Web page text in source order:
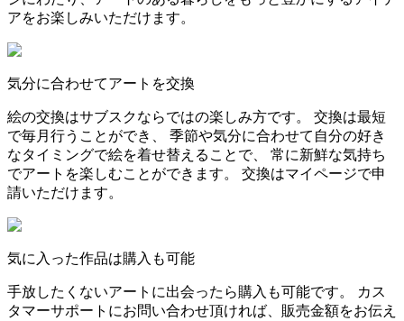
アをお楽しみいただけます。
気分に合わせてアートを交換
絵の交換はサブスクならではの楽しみ方です。 交換は最短
で毎月行うことができ、 季節や気分に合わせて自分の好き
なタイミングで絵を着せ替えることで、 常に新鮮な気持ち
でアートを楽しむことができます。 交換はマイページで申
請いただけます。
気に入った作品は購入も可能
手放したくないアートに出会ったら購入も可能です。 カス
タマーサポートにお問い合わせ頂ければ、販売金額をお伝え